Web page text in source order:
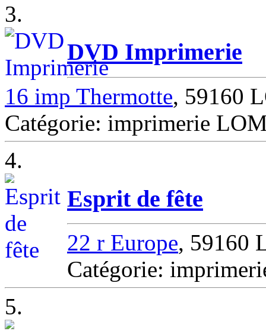
3.
DVD Imprimerie
16 imp Thermotte, 59160
Catégorie: imprimerie
4.
Esprit de fête
22 r Europe, 59160
Catégorie:
5.